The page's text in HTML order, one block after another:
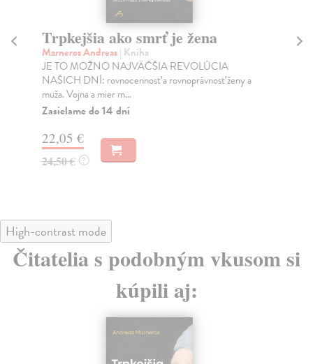
Trpkejšia ako smrť je žena
Marneros Andreas| Kniha
JE TO MOŽNO NAJVÄČŠIA REVOLÚCIA
NAŠICH DNÍ: rovnocennosť a rovnoprávnosť ženy a
muža. Vojna a mier m...
Zasielame do 14 dní
22,05 €
24,50 € ?
High-contrast mode
Čitatelia s podobným vkusom si
kúpili aj: